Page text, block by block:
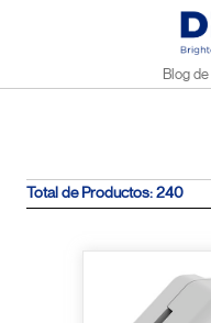
Blog
Total de Productos: 240